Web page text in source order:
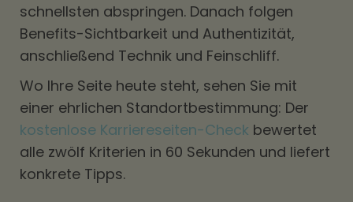
schnellsten abspringen. Danach folgen
Benefits-Sichtbarkeit und Authentizität,
anschließend Technik und Feinschliff.
Wo Ihre Seite heute steht, sehen Sie mit
einer ehrlichen Standortbestimmung: Der
kostenlose Karriereseiten-Check bewertet
alle zwölf Kriterien in 60 Sekunden und liefert
konkrete Tipps.